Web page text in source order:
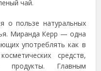
чай.
о пользе натуральных
Миранда Керр — одна
употреблять как в
средств,
продукты. Главным